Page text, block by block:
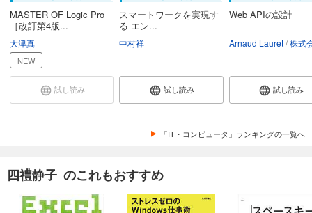
MASTER OF Logic Pro
［改訂第4版...
大津真
NEW
試し読み
スマートワークを実現す
る エン...
中村祥
試し読み
Web APIの設計
Arnaud Lauret 株式会社
試し読み
「IT・コンピュータ」ランキングの一覧へ
四禮静子 のこれもおすすめ